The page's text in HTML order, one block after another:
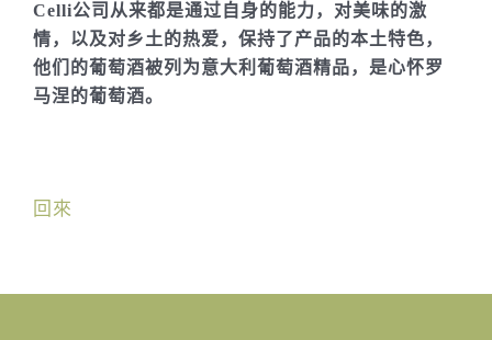
Celli公司从来都是通过自身的能力，对美味的激
情，以及对乡土的热爱，保持了产品的本土特色，
他们的葡萄酒被列为意大利葡萄酒精品，是心怀罗
马涅的葡萄酒。
回來